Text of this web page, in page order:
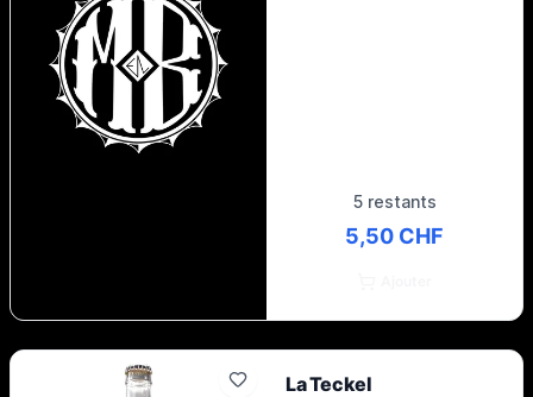
5 restants
5,50 CHF
La Teckel